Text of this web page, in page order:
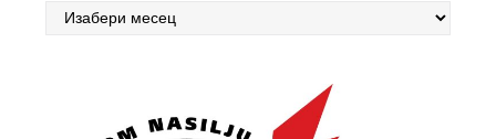
Арцхивес